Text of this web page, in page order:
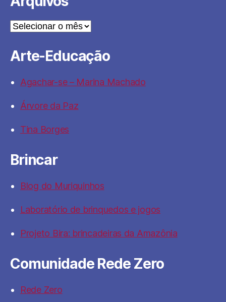
Arquivos
Arte-Educação
Agachar-se – Marina Machado
Árvore da Paz
Tina Borges
Brincar
Blog do Muriquinhos
Laboratório de brinquedos e jogos
Projeto Bira: brincadeiras da Amazônia
Comunidade Rede Zero
Rede Zero